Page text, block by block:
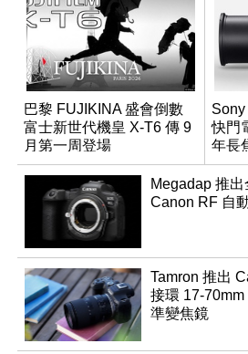
巴黎 FUJIKINA 盛會倒數
富士新世代機皇 X-T6 傳 9
月第一周登場
快門
年長
登場
Megadap 推
Canon RF 自
Tamron 推出
接環 17-
準變焦鏡